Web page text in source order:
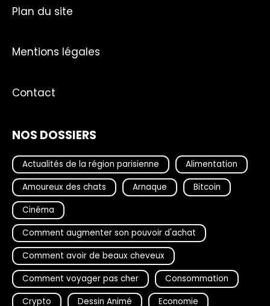
Plan du site
Mentions légales
Contact
NOS DOSSIERS
Actualités de la région parisienne
Alimentation
Amoureux des chats
Arnaque
Bitcoin
Cinéma
Comment augmenter son pouvoir d'achat
Comment avoir de beaux cheveux
Comment voyager pas cher
Consommation
Crypto
Dessin Animé
Economie